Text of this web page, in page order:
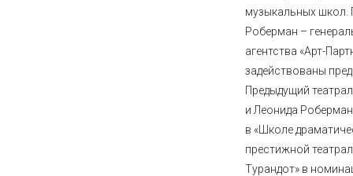
музыкальных школ.
Роберман –
агентства «Арт-
задействованы
Предыдущий
и Леонида
в «Школе
престижной
Турандот» в